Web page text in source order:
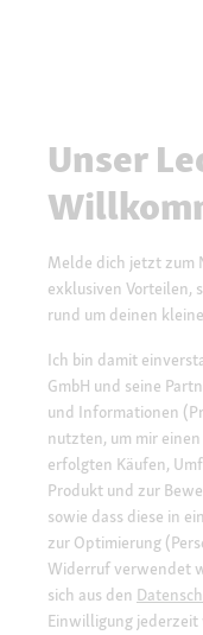
Unser
Melde dich jetzt zum
exklusiven Vorteilen,
rund um deinen
Ich bin damit
GmbH und seine
und Informationen
nutzten, um mir
erfolgten Käufen,
Produkt und zur
sowie dass diese in
zur Optimierung
Widerruf verwendet
sich aus den
Einwilligung